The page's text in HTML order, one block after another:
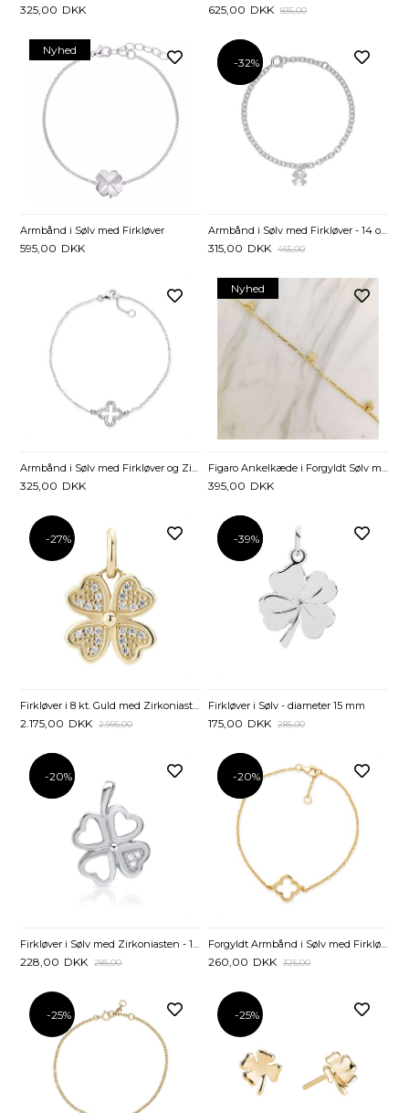
325,00 DKK 625,00 DKK 835,00
Nyhed
Armbånd i Sølv med Firkløver
595,00 DKK
-32%
-32%
315,00 DKK 465,00
Armbånd i Sølv med Firkløver og Zirkonia
325,00 DKK
Nyhed
Figaro Ankelkæde i Forgyldt Sølv med Firkløver
395,00 DKK
-27%
Firkløver i 8 kt. Guld med Zirkoniasten
2.175,00 DKK 2.995,00
-39%
-39%
Firkløver i Sølv - diameter 15 mm
175,00 DKK 285,00
-20%
-20%
Firkløver i Sølv med Zirkoniasten - 13 x 13 mm
228,00 DKK 285,00
-20%
-20%
Forgyldt Armbånd i Sølv med Firkløver - 16,5 og 18,5 cm
260,00 DKK 325,00
-25% -25%